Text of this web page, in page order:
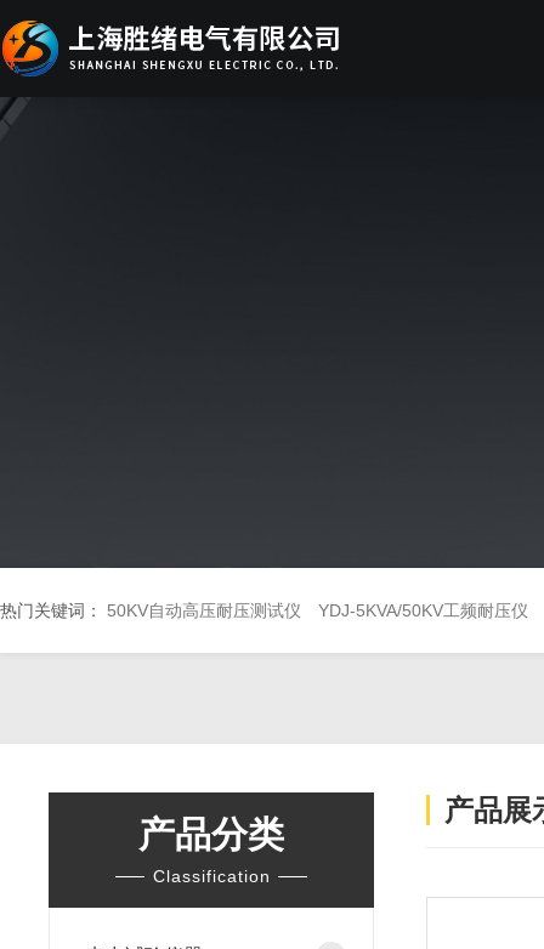
热门关键词： 50KV自动高压耐压测试仪 YDJ-5KVA/50KV工频耐压仪
产品分类
Classification
产品展